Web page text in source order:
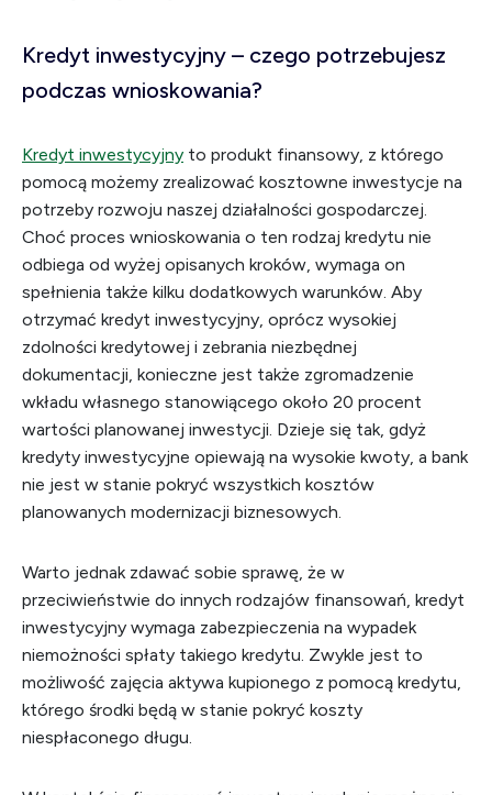
Kredyt inwestycyjny – czego potrzebujesz
podczas wnioskowania?
Kredyt inwestycyjny to produkt finansowy, z którego
pomocą możemy zrealizować kosztowne inwestycje na
potrzeby rozwoju naszej działalności gospodarczej.
Choć proces wnioskowania o ten rodzaj kredytu nie
odbiega od wyżej opisanych kroków, wymaga on
spełnienia także kilku dodatkowych warunków. Aby
otrzymać kredyt inwestycyjny, oprócz wysokiej
zdolności kredytowej i zebrania niezbędnej
dokumentacji, konieczne jest także zgromadzenie
wkładu własnego stanowiącego około 20 procent
wartości planowanej inwestycji. Dzieje się tak, gdyż
kredyty inwestycyjne opiewają na wysokie kwoty, a bank
nie jest w stanie pokryć wszystkich kosztów
planowanych modernizacji biznesowych.
Warto jednak zdawać sobie sprawę, że w
przeciwieństwie do innych rodzajów finansowań, kredyt
inwestycyjny wymaga zabezpieczenia na wypadek
niemożności spłaty takiego kredytu. Zwykle jest to
możliwość zajęcia aktywa kupionego z pomocą kredytu,
którego środki będą w stanie pokryć koszty
niespłaconego długu.